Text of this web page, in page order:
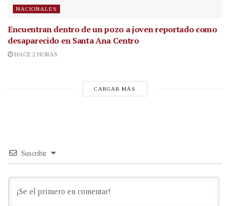
NACIONALES
Encuentran dentro de un pozo a joven reportado como
desaparecido en Santa Ana Centro
HACE 2 HORAS
CARGAR MÁS
Suscribir